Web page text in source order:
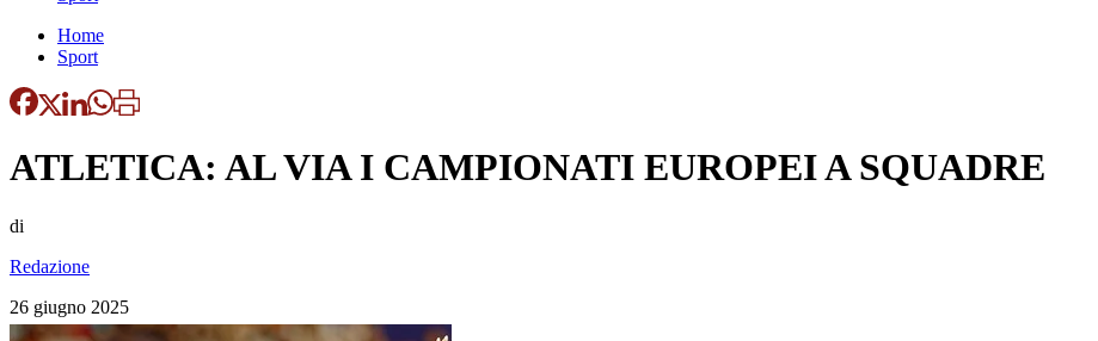
Home
Sport
ATLETICA: AL VIA I CAMPIONATI EUROPEI A SQUADRE
di
Redazione
26 giugno 2025